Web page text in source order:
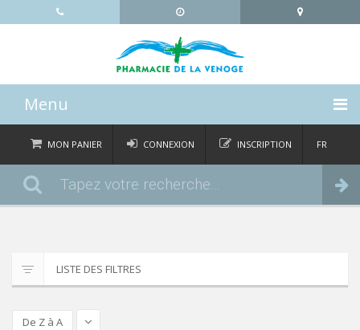
Menu
ACCUEIL
CATÉGORIES
CONTACT
MON PANIER
Commander
CONNEXION INSCRIPTION FR
LISTE DES FILTRES
De Z à A